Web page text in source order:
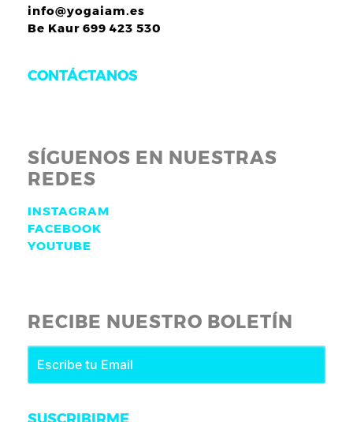
info@yogaiam.es
Be Kaur 699 423 530
CONTÁCTANOS
SÍGUENOS EN NUESTRAS
REDES
INSTAGRAM
FACEBOOK
YOUTUBE
RECIBE NUESTRO BOLETÍN
SUSCRIBIRME